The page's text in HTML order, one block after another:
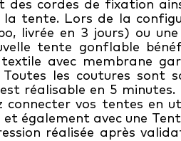
cordes de fixation
la tente. Lors de la
livrée en 3 jours) ou
tente gonflable
avec membrane
les coutures sont
réalisable en 5 minutes.
vos tentes en
également avec une
réalisée après